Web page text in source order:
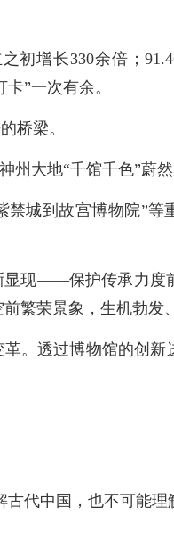
初增长330余倍；
”一次有余。
桥梁。
州大地“千馆千色”蔚然
城到故宫博物院”等
显现——保护传承力度
繁荣景象，生机勃发
。透过博物馆的创新
代中国，也不可能